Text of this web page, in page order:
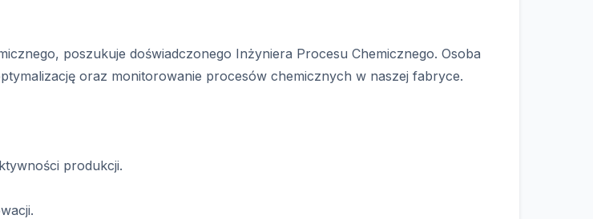
poszukuje doświadczonego Inżyniera Procesu Chemicznego. Osoba
oraz monitorowanie procesów chemicznych w naszej fabryce.
produkcji.